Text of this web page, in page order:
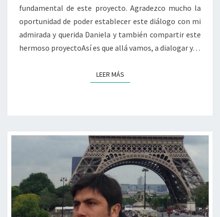
fundamental de este proyecto. Agradezco mucho la
oportunidad de poder establecer este diálogo con mi
admirada y querida Daniela y también compartir este
hermoso proyectoAsí es que allá vamos, a dialogar y…
LEER MÁSLEER MÁS